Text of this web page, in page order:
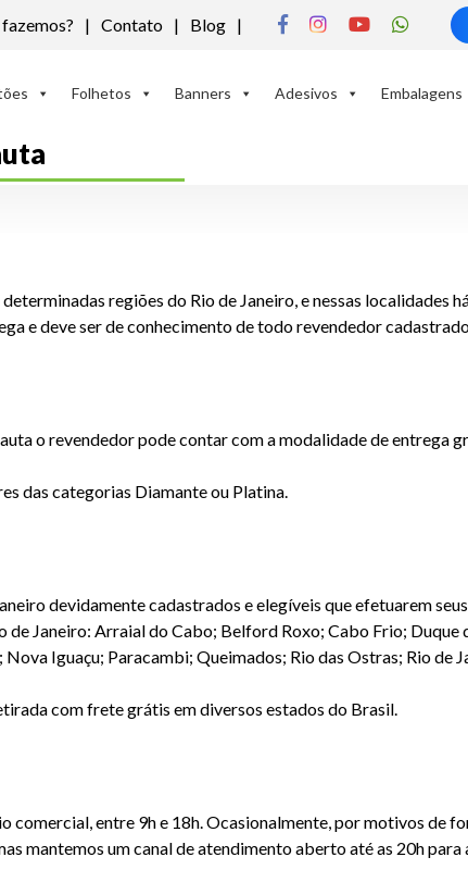
Contato Blog
Folhetos Banners Adesivos Embalagens
regiões do Rio de Janeiro, e nessas localidades
e deve ser de conhecimento de todo revendedor
o revendedor pode contar com a modalidade de entrega
das categorias Diamante ou Platina.
devidamente cadastrados e elegíveis que efetuarem
de Janeiro: Arraial do Cabo; Belford Roxo; Cabo Frio;
Iguaçu; Paracambi; Queimados; Rio das Ostras; Rio de
com frete grátis em diversos estados do Brasil.
comercial, entre 9h e 18h. Ocasionalmente, por motivos de
mantemos um canal de atendimento aberto até as 20h